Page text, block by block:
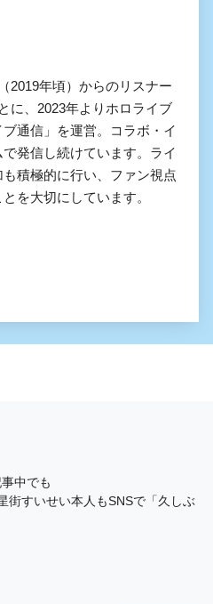
2019年頃）からのリスナー
に、2023年よりホロライブ
通信」を運営。コラボ・イ
発信し続けています。ライ
積極的に行い、ファン視点
を大切にしています。
中でも
街すいせい本人もSNSで「久しぶ